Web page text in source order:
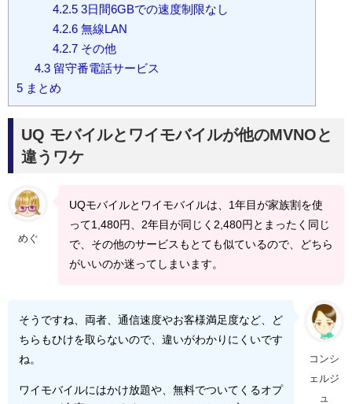
4.2.53日間6GBでの速度制限なし
4.2.6無線LAN
4.2.7その他
4.3留守番電話サービス
5 まとめ
UQ モバイルとワイモバイルが他のMVNOと
違うワケ
めぐ
UQモバイルとワイモバイルは、1年目が家族割を使
って1,480円、2年目が同じく2,480円とまったく同じ
で、その他のサービスもとても似ているので、どちら
がいいのか迷ってしまいます。
コンシ
ェルジ
ュ
そうですね、両者、通信速度やお客様満足度など、ど
ちらもひけを取らないので、違いがわかりにくいです
ね。
ワイモバイルにはかけ放題や、無料でついてくるオプ